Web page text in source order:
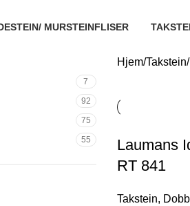
MURSTEINFLISER
7
92
75
55
Hjem Takstein
Laumans
RT 841
Takstein,